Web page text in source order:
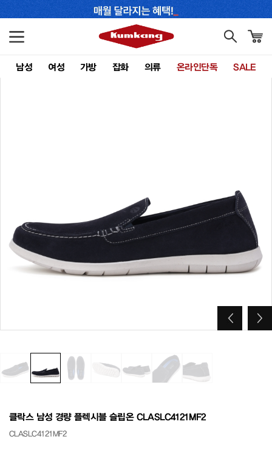
남성 여성 가방 잡화 의류 온라인단독 SALE
클락스 남성 경량 플렉시블 슬립온 CLASLC4121MF2
CLASLC4121MF2